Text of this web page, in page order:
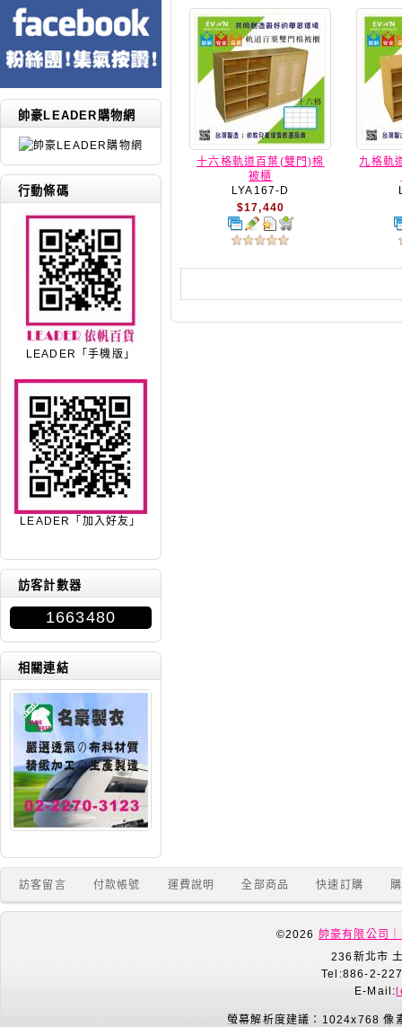
帥豪LEADER購物網
行動條碼
LEADER「手機版」
LEADER「加入好友」
訪客計數器
1663480
相關連結
十六格軌道百葉(雙門)棉
被櫃
LYA167-D
$17,440
九格軌
訪客留言 付款帳號 運費說明 全部商品 快速訂購
©2026 帥豪有限公司
236新北市
Tel:886-2-
E-Mail:
螢幕解析度建議：1024x768 像